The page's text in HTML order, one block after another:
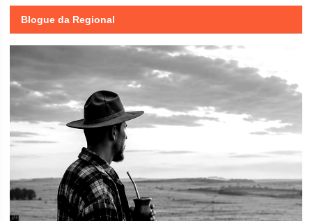
Blogue da Regional